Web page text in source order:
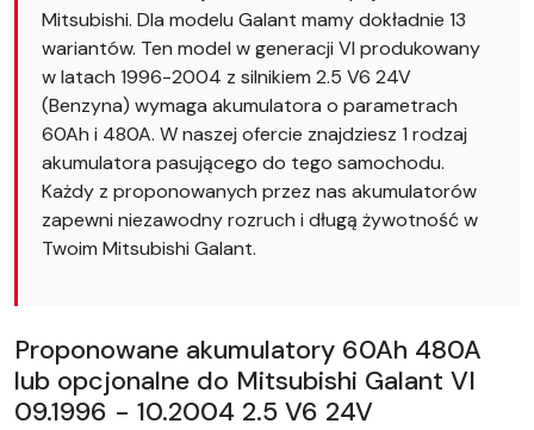
Mitsubishi. Dla modelu Galant mamy dokładnie 13
wariantów. Ten model w generacji VI produkowany
w latach 1996-2004 z silnikiem 2.5 V6 24V
(Benzyna) wymaga akumulatora o parametrach
60Ah i 480A. W naszej ofercie znajdziesz 1 rodzaj
akumulatora pasującego do tego samochodu.
Każdy z proponowanych przez nas akumulatorów
zapewni niezawodny rozruch i długą żywotność w
Twoim Mitsubishi Galant.
Proponowane akumulatory 60Ah 480A
lub opcjonalne do Mitsubishi Galant VI
09.1996 - 10.2004 2.5 V6 24V